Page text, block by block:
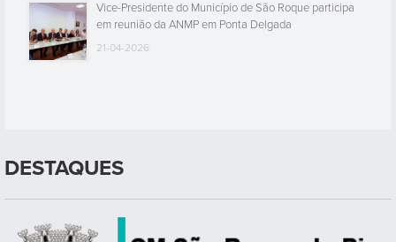
Vice-Presidente do Município de São Roque participa
em reunião da ANMP em Ponta Delgada
21-04-2026
DESTAQUES